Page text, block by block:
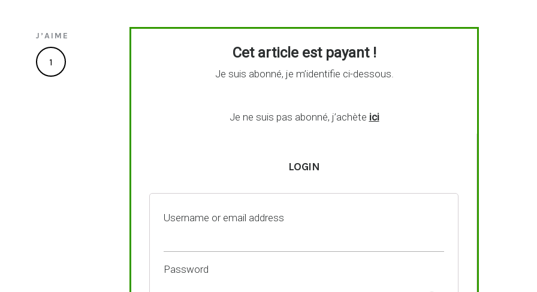
J’AIME
1
Cet article est payant !
Je suis abonné, je m’identifie ci-dessous.
Je ne suis pas abonné, j’achète ici
LOGIN
Username or email address
Password